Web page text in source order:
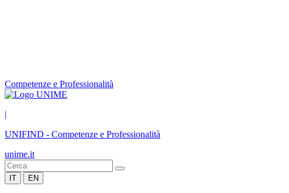
Competenze e Professionalità
|
UNIFIND - Competenze e Professionalità
unime.it
IT EN